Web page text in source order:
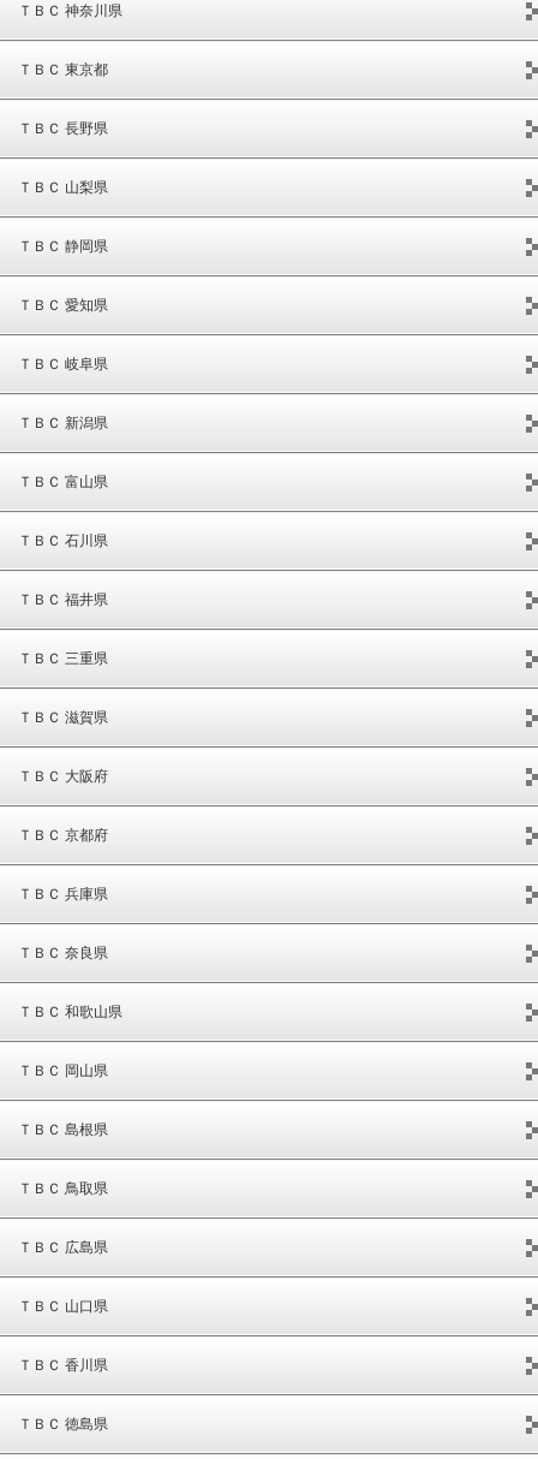
ＴＢＣ 神奈川県
ＴＢＣ 東京都
ＴＢＣ 長野県
ＴＢＣ 山梨県
ＴＢＣ 静岡県
ＴＢＣ 愛知県
ＴＢＣ 岐阜県
ＴＢＣ 新潟県
ＴＢＣ 富山県
ＴＢＣ 石川県
ＴＢＣ 福井県
ＴＢＣ 三重県
ＴＢＣ 滋賀県
ＴＢＣ 大阪府
ＴＢＣ 京都府
ＴＢＣ 兵庫県
ＴＢＣ 奈良県
ＴＢＣ 和歌山県
ＴＢＣ 岡山県
ＴＢＣ 島根県
ＴＢＣ 鳥取県
ＴＢＣ 広島県
ＴＢＣ 山口県
ＴＢＣ 香川県
ＴＢＣ 徳島県